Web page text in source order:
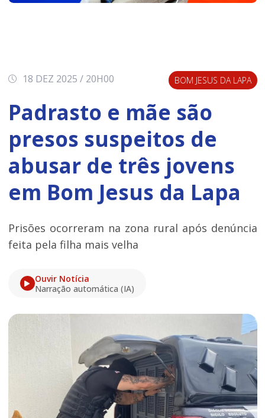
18 DEZ 2025 / 20H00 BOM JESUS DA LAPA
Padrasto e mãe são
presos suspeitos de
abusar de três jovens
em Bom Jesus da Lapa
Prisões ocorreram na zona rural após denúncia
feita pela filha mais velha
Ouvir Notícia
Narração automática (IA)